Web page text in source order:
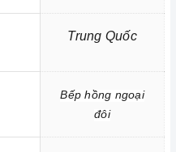
Trung Quốc
Bếp hồng ngoại
đôi